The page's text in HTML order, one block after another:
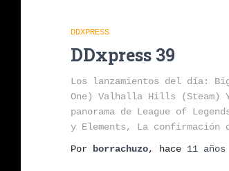
DDXPRESS
DDxpress 39
Los lanzamientos del día:
One) Valhalla Hills (Steam)
panorama de League of
y Elements, La confirmación
Por
borrachuzo, hace 11 años